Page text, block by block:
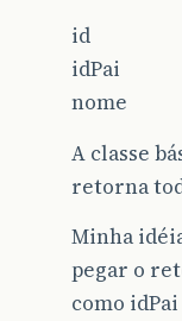
id
idPai
nome
A classe
retorna
Minha
pegar o
como